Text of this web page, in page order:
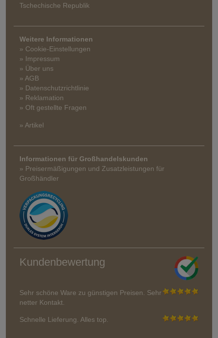
Tschechische Republik
Weitere Informationen
» Cookie-Einstellungen
» Impressum
» Über uns
» AGB
» Datenschutzrichtlinie
» Reklamation
» Oft gestellte Fragen
» Artikel
Informationen für Großhandelskunden
» Preisermäßigungen und Zusatzleistungen für
Großhändler
Kundenbewertung
Sehr schöne Ware zu günstigen Preisen. Sehr
netter Kontakt.
Schnelle Lieferung. Alles top.